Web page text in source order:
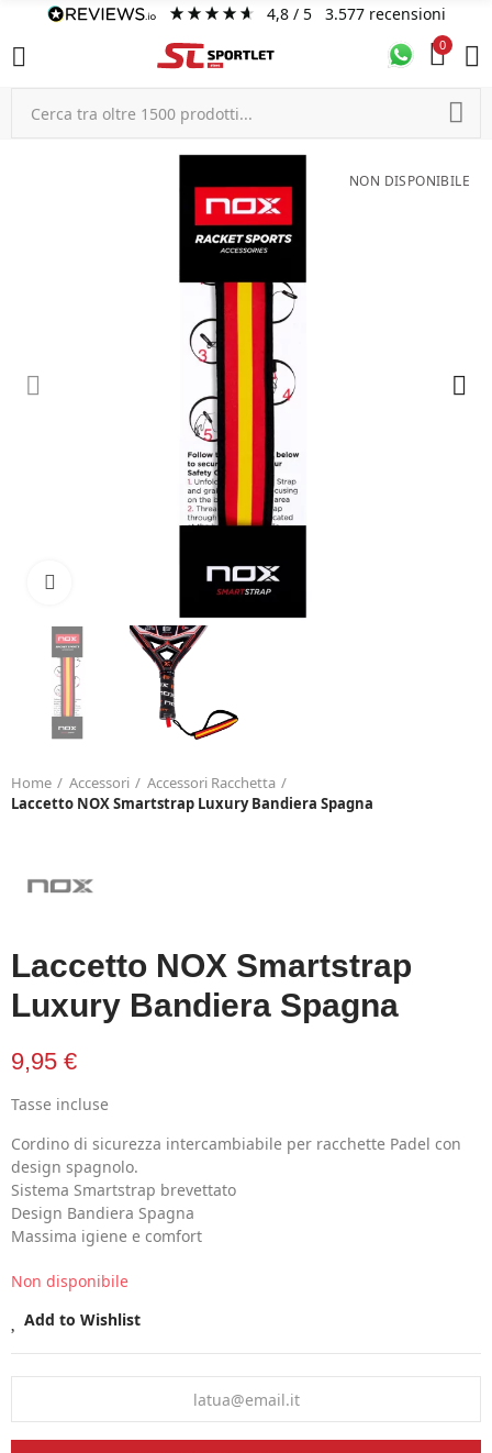
4,8/ 5 3.577 recensioni
0
NON DISPONIBILE
Home Accessori
Accessori Racchetta
Laccetto NOX Smartstrap Luxury Bandiera Spagna
Laccetto NOX Smartstrap
Luxury Bandiera Spagna
9,95 €
Tasse incluse
Cordino di sicurezza intercambiabile per racchette Padel con
design spagnolo.
Sistema Smartstrap brevettato
Design Bandiera Spagna
Massima igiene e comfort
Non disponibile
Add to Wishlist